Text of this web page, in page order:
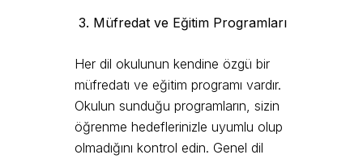
3. Müfredat ve Eğitim Programları
Her dil okulunun kendine özgü bir
müfredatı ve eğitim programı vardır.
Okulun sunduğu programların, sizin
öğrenme hedeflerinizle uyumlu olup
olmadığını kontrol edin. Genel dil